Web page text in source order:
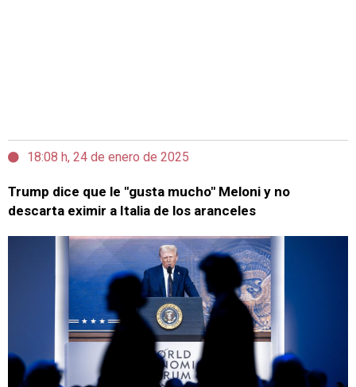
18:08 h, 24 de enero de 2025
Trump dice que le "gusta mucho" Meloni y no
descarta eximir a Italia de los aranceles